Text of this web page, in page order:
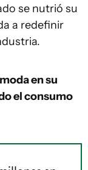
se nutrió su
a redefinir
en su
el consumo